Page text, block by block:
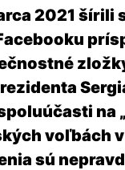
2021 šírili
na
voľbách
sú